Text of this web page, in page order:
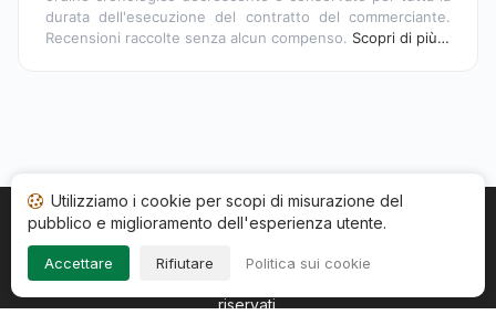
durata dell'esecuzione del contratto del commerciante.
Recensioni raccolte senza alcun compenso. Scopri di più…
Home Stato recensioni Categorie CGU
Copyright © 2026
riservati.
Utilizziamo i cookie per scopi di misurazione del
pubblico e miglioramento dell'esperienza utente.
Accettare Rifiutare Politica sui cookie